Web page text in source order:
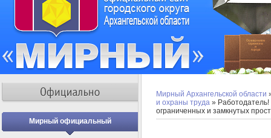
Мирный официальный
Мирный Архангельской области
и охраны труда »
ограниченных и замкнутых